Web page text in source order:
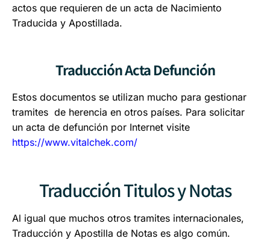
actos que requieren de un acta de Nacimiento
Traducida y Apostillada.
Traducción Acta Defunción
Estos documentos se utilizan mucho para gestionar
tramites de herencia en otros países. Para solicitar
un acta de defunción por Internet visite
https://www.vitalchek.com/
Traducción Titulos y Notas
Al igual que muchos otros tramites internacionales,
Traducción y Apostilla de Notas es algo común.